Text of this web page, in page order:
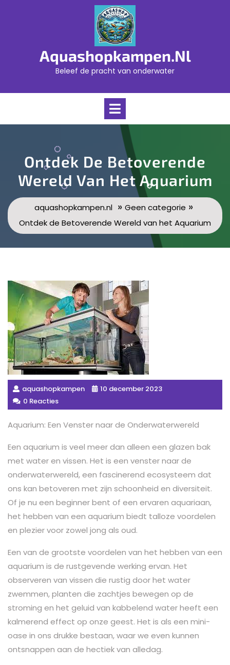
Aquashopkampen.nl
Beleef de pracht van onderwater
Open
Ontdek De Betoverende
Wereld Van Het Aquarium
aquashopkampen.nl » Geen categorie »
Ontdek de Betoverende Wereld van het Aquarium
aquashopkampen
10 december 2023
0 Reacties
Aquarium: Een Venster naar de Onderwaterwereld
Een aquarium is veel meer dan alleen een glazen bak
met water en vissen. Het is een venster naar de
onderwaterwereld, een fascinerend ecosysteem dat
ons kan betoveren met zijn schoonheid en diversiteit.
Of je nu een beginner bent of een ervaren aquariaan,
het hebben van een aquarium biedt talloze voordelen
en plezier voor zowel jong als oud.
Een van de grootste voordelen van het hebben van een
aquarium is de rustgevende werking ervan. Het
observeren van vissen die rustig door het water
zwemmen, planten die zachtjes bewegen op de
stroming en het geluid van kabbelend water heeft een
kalmerend effect op onze geest. Het is als een mini-
oase in ons drukke bestaan, waar we even kunnen
ontsnappen aan de hectiek van alledag.